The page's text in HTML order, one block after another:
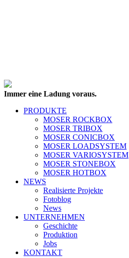
Immer eine Ladung voraus.
PRODUKTE
MOSER ROCKBOX
MOSER TRIBOX
MOSER CONICBOX
MOSER LOADSYSTEM
MOSER VARIOSYSTEM
MOSER STONEBOX
MOSER HOTBOX
NEWS
Realisierte Projekte
Fotoblog
News
UNTERNEHMEN
Geschichte
Produktion
Jobs
KONTAKT